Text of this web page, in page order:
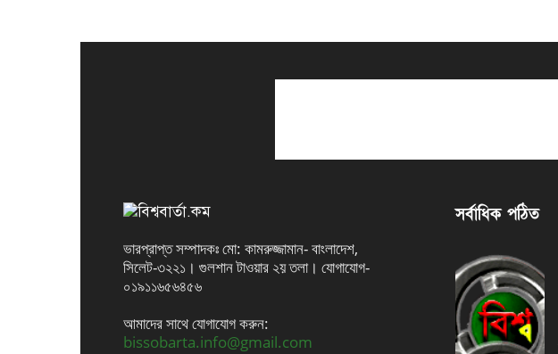
ভারপ্রাপ্ত সম্পাদকঃ মো: কামরুজ্জামান- বাংলাদেশ,
সিলেট-৩২২১। গুলশান টাওয়ার ২য় তলা। যোগাযোগ-
০১৯১১৬৫৬৪৫৬
আমাদের সাথে যোগাযোগ করুন:
bissobarta.info@gmail.com
সর্বাধিক পঠিত